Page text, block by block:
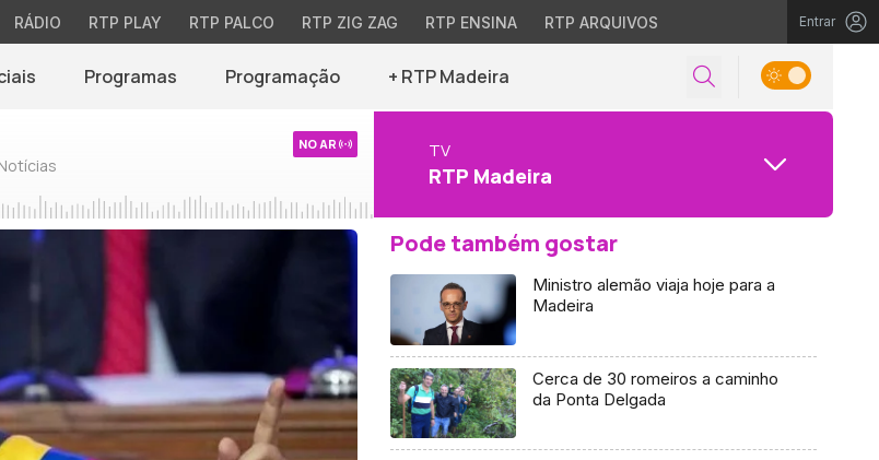
RÁDIO RTP PLAY RTP PALCO RTP ZIG ZAG RTP ENSINA RTP ARQUIVOS Entrar
Programas Programação + RTP Madeira
NO AR TV
RTP Madeira
Pode também gostar
Ministro alemão viaja hoje para a
Madeira
Cerca de 30 romeiros a caminho
da Ponta Delgada